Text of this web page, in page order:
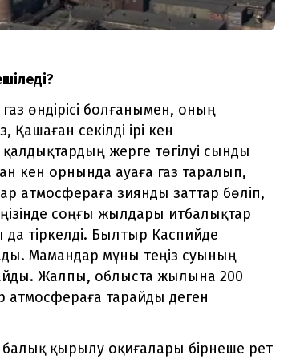
өндірісі болғанымен, оның
секілді ірі кен
жерге төгілуі сынды
кен орнында ауаға газ таралып,
атмосфераға зиянды заттар бөліп,
соңғы жылдары итбалықтар
тіркелді. Былтыр Каспийде
Мамандар мұны теңіз суының
Жалпы, облыста жылына 200
тарайды деген
қырылу оқиғалары бірнеше рет